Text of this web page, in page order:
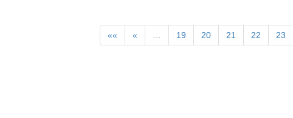
«« « … 19 20 21 22 23